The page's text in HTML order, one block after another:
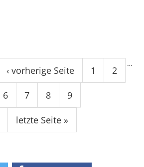
‹ vorherige Seite 1 2
6 7 8 9
…
letzte Seite »